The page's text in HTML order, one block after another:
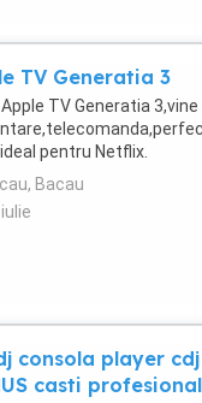
TV Generatia 3
TV Generatia
pentru Netflix.
Bacau
consola player cdj
casti